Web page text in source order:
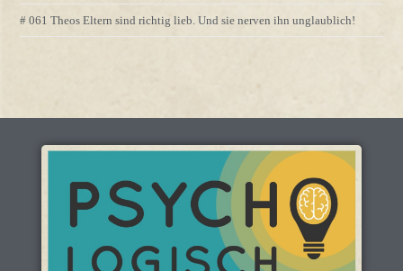
# 061 Theos Eltern sind richtig lieb. Und sie nerven ihn unglaublich!